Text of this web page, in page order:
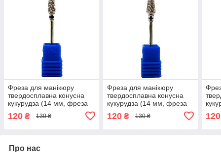
Фреза для манікюру
твердосплавна конусна
кукурудза (14 мм, фреза
манікюрна фреза)
120 ₴ 130 ₴
Фреза для манікюру
твердосплавна конусна
кукурудза (14 мм, фреза
манікюрна фреза)
120₴ 130 ₴ 120
Про нас